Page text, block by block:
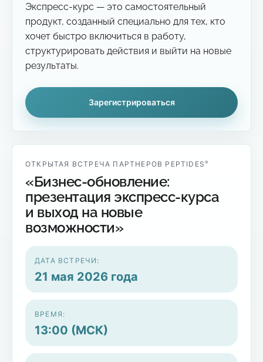
Экспресс-курс — это самостоятельный
продукт, созданный специально для тех, кто
хочет быстро включиться в работу,
структурировать действия и выйти на новые
результаты.
Зарегистрироваться
ОТКРЫТАЯ ВСТРЕЧА ПАРТНЕРОВ PEPTIDES ®
«Бизнес-обновление:
презентация экспресс-курса
и выход на новые
возможности»
ДАТА ВСТРЕЧИ:
21 мая 2026 года
ВРЕМЯ:
13:00 (МСК)